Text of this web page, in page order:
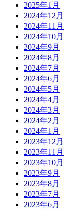
2025年1月
2024年12月
2024年11月
2024年10月
2024年9月
2024年8月
2024年7月
2024年6月
2024年5月
2024年4月
2024年3月
2024年2月
2024年1月
2023年12月
2023年11月
2023年10月
2023年9月
2023年8月
2023年7月
2023年6月